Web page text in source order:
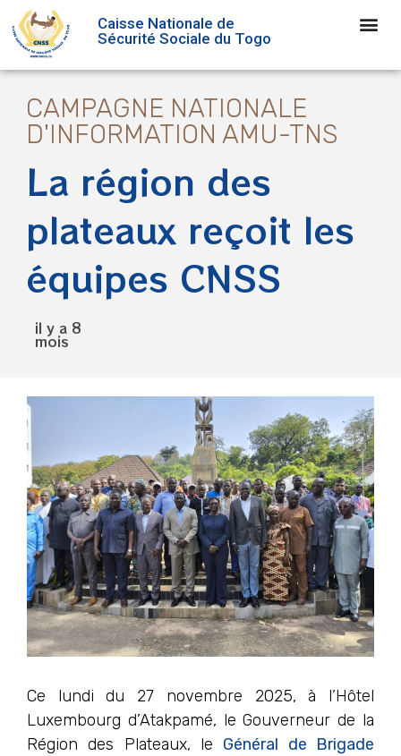
Caisse Nationale de
Sécurité Sociale du Togo
CAMPAGNE NATIONALE
D'INFORMATION AMU-TNS
La région des
plateaux reçoit les
équipes CNSS
il y a 8
mois
Ce lundi du 27 novembre 2025, à l’Hôtel
Luxembourg d’Atakpamé, le Gouverneur de la
Région des Plateaux, le Général de Brigade